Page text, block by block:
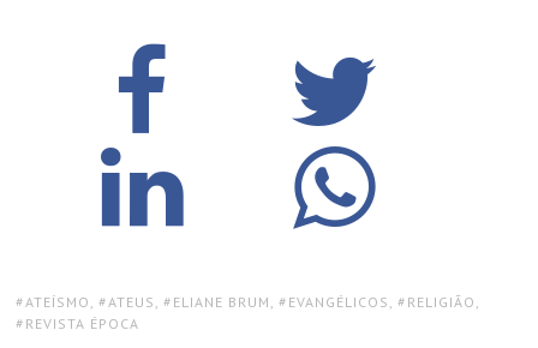
TAGS:
ATEÍSMO , ATEUS , ELIANE BRUM , EVANGÉLICOS , RELIGIÃO ,
REVISTA ÉPOCA